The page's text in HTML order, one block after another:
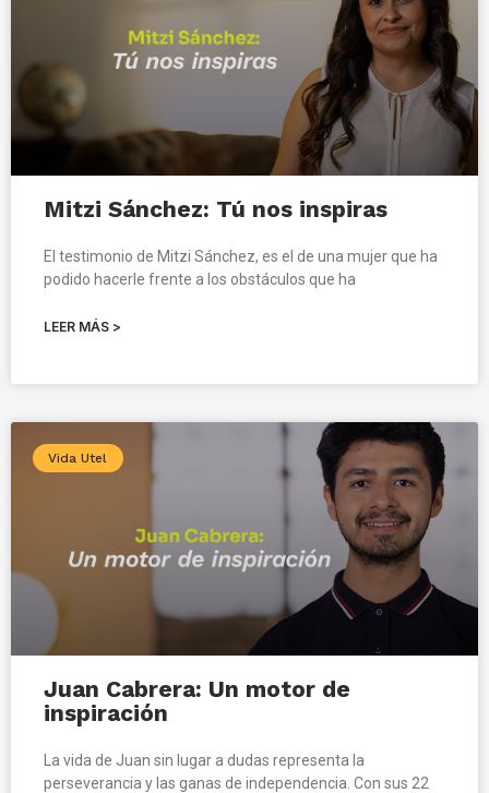
Mitzi Sánchez: Tú nos inspiras
El testimonio de Mitzi Sánchez, es el de una mujer que ha
podido hacerle frente a los obstáculos que ha
LEER MÁS >
Vida Utel
Juan Cabrera: Un motor de
inspiración
La vida de Juan sin lugar a dudas representa la
perseverancia y las ganas de independencia. Con sus 22